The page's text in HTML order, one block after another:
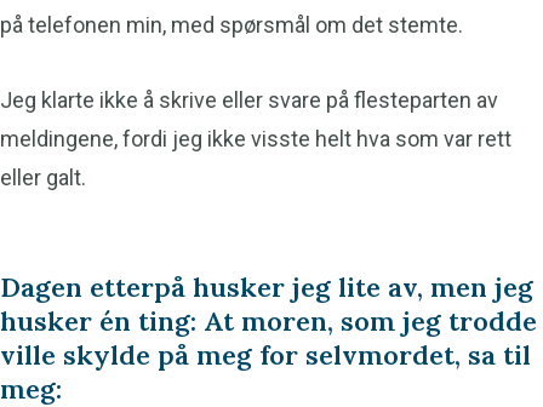
på telefonen min, med spørsmål om det stemte.
Jeg klarte ikke å skrive eller svare på flesteparten av
meldingene, fordi jeg ikke visste helt hva som var rett
eller galt.
Dagen etterpå husker jeg lite av, men jeg
husker én ting: At moren, som jeg trodde
ville skylde på meg for selvmordet, sa til
meg: